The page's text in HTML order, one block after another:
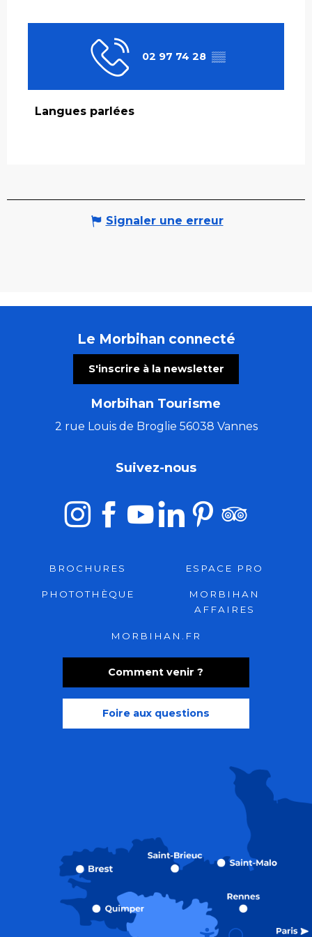
02 97 74 28 ▒▒
Langues parlées
Langues parlées
Signaler une erreur
Le Morbihan connecté
S'inscrire à la newsletter
Morbihan Tourisme
2 rue Louis de Broglie 56038 Vannes
Comment venir ?
Foire aux questions
Suivez-nous
BROCHURES ESPACE PRO
PHOTOTHÈQUE
MORBIHAN
AFFAIRES
MORBIHAN.FR